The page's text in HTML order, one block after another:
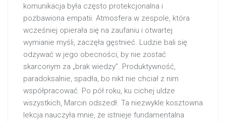
komunikacja była często protekcjonalna i
pozbawiona empatii. Atmosfera w zespole, która
wcześniej opierała się na zaufaniu i otwartej
wymianie myśli, zaczęła gęstnieć. Ludzie bali się
odzywać w jego obecności, by nie zostać
skarconym za „brak wiedzy”. Produktywność,
paradoksalnie, spadła, bo nikt nie chciał z nim
współpracować. Po pół roku, ku cichej uldze
wszystkich, Marcin odszedł. Ta niezwykle kosztowna
lekcja nauczyła mnie, że istnieje fundamentalna